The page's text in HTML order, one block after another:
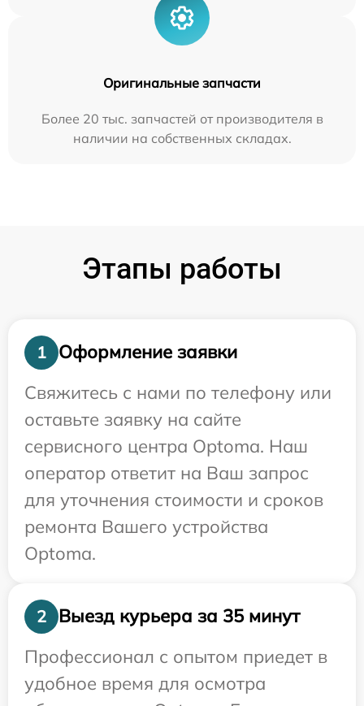
Оригинальные запчасти
Более 20 тыс. запчастей от производителя в
наличии на собственных складах.
Этапы работы
1
Оформление заявки
Свяжитесь с нами по телефону или
оставьте заявку на сайте
сервисного центра Optoma. Наш
оператор ответит на Ваш запрос
для уточнения стоимости и сроков
ремонта Вашего устройства
Optoma.
2
Выезд курьера за 35 минут
Профессионал с опытом приедет в
удобное время для осмотра